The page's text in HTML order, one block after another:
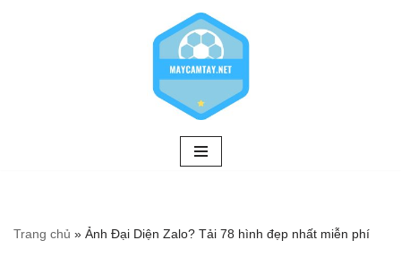
Trang chủ » Ảnh Đại Diện Zalo? Tải 78 hình đẹp nhất miễn phí